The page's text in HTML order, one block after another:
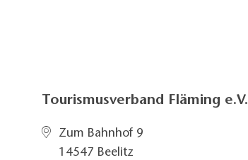
Tourismusverband Fläming e.V.
Zum Bahnhof 9
14547 Beelitz